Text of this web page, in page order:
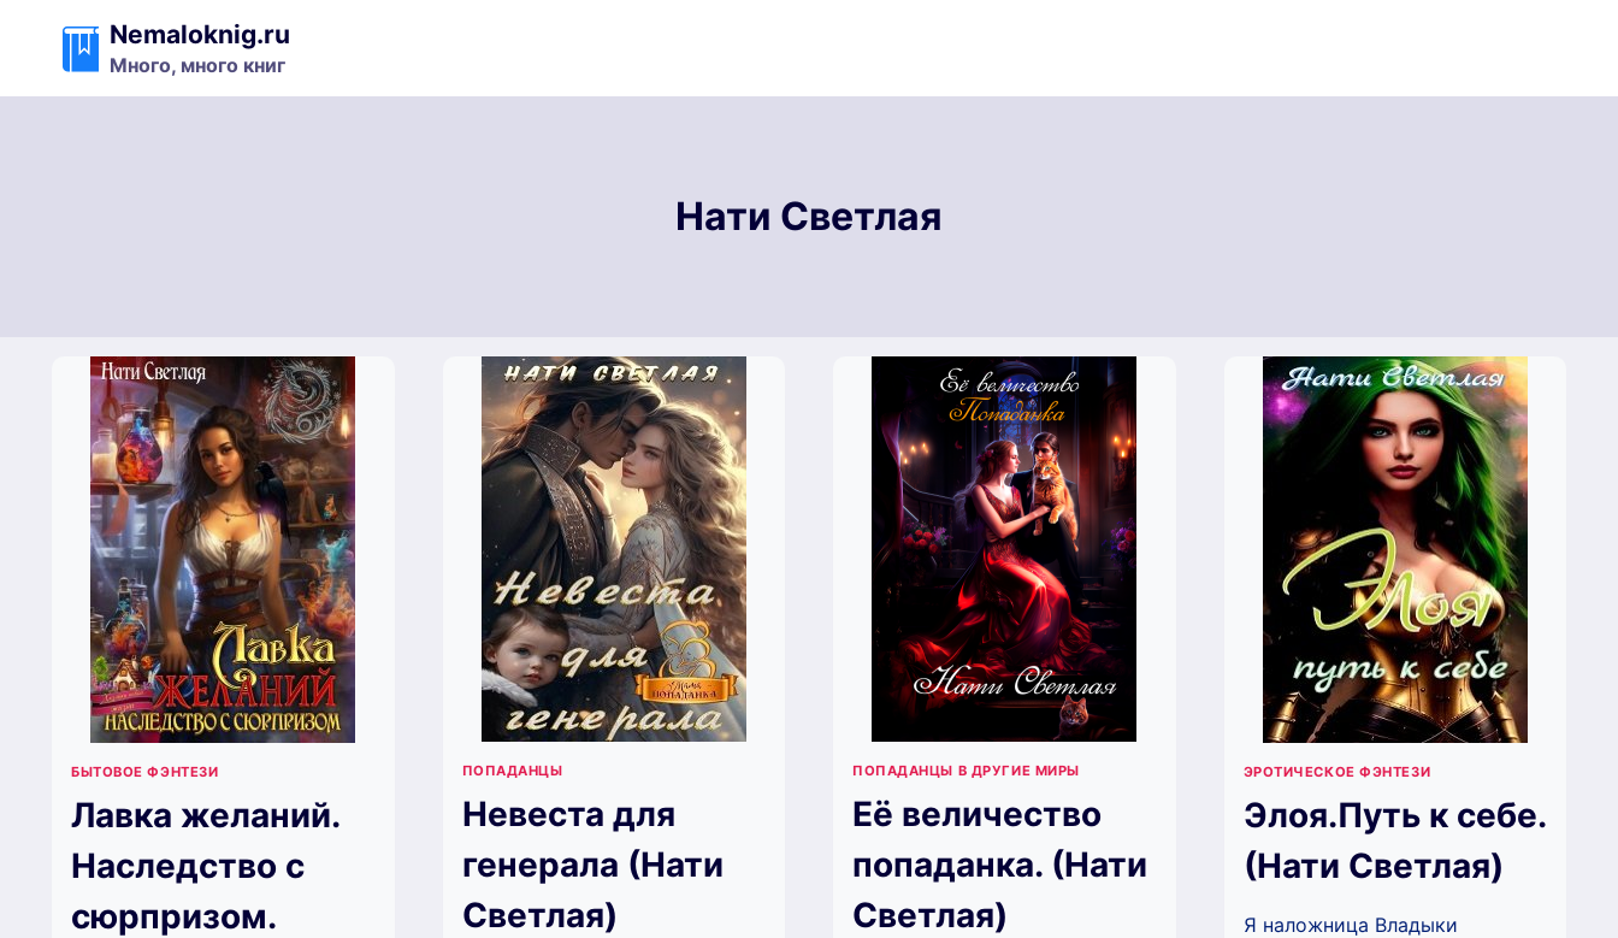
содержимому
Nemaloknig.ru
Много, много книг
Нати Светлая
БЫТОВОЕ ФЭНТЕЗИ
Лавка желаний.
Наследство с
сюрпризом.
ПОПАДАНЦЫ
Невеста для
генерала (Нати
Светлая)
ПОПАДАНЦЫ В ДРУГИЕ МИРЫ
Её величество
попаданка. (Нати
Светлая)
ЭРОТИЧЕСКОЕ ФЭНТЕЗИ
Элоя.Путь к себе.
(Нати Светлая)
Я наложница Владыки